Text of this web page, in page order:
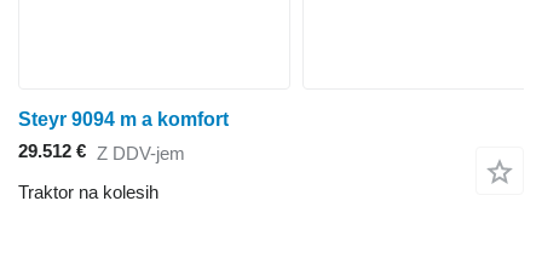
Steyr 9094 m a komfort
29.512 € Z DDV-jem
Traktor na kolesih